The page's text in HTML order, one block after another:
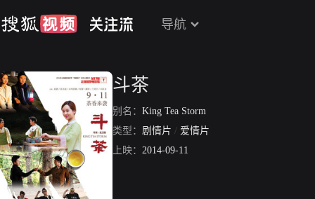
导航
斗茶
别名： King Tea Storm
类型： 剧情片 / 爱情片
上映： 2014-09-11